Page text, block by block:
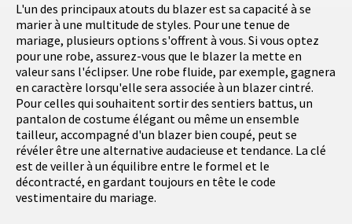
L'un des principaux atouts du blazer est sa capacité à se
marier à une multitude de styles. Pour une tenue de
mariage, plusieurs options s'offrent à vous. Si vous optez
pour une robe, assurez-vous que le blazer la mette en
valeur sans l'éclipser. Une robe fluide, par exemple, gagnera
en caractère lorsqu'elle sera associée à un blazer cintré.
Pour celles qui souhaitent sortir des sentiers battus, un
pantalon de costume élégant ou même un ensemble
tailleur, accompagné d'un blazer bien coupé, peut se
révéler être une alternative audacieuse et tendance. La clé
est de veiller à un équilibre entre le formel et le
décontracté, en gardant toujours en tête le code
vestimentaire du mariage.